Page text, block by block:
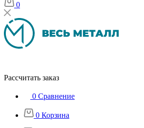
0
Рассчитать заказ
0 Сравнение
0 Корзина